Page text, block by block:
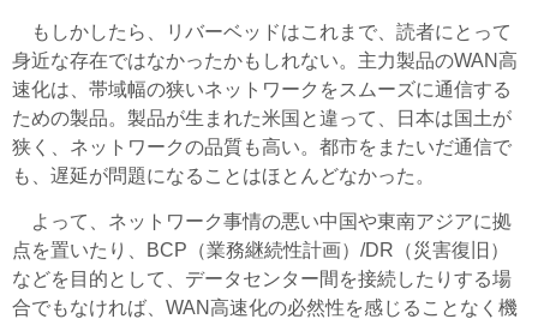
もしかしたら、リバーベッドはこれまで、読者にとって
身近な存在ではなかったかもしれない。主力製品のWAN高
速化は、帯域幅の狭いネットワークをスムーズに通信する
ための製品。製品が生まれた米国と違って、日本は国土が
狭く、ネットワークの品質も高い。都市をまたいだ通信で
も、遅延が問題になることはほとんどなかった。
よって、ネットワーク事情の悪い中国や東南アジアに拠
点を置いたり、BCP（業務継続性計画）/DR（災害復旧）
などを目的として、データセンター間を接続したりする場
合でもなければ、WAN高速化の必然性を感じることなく機